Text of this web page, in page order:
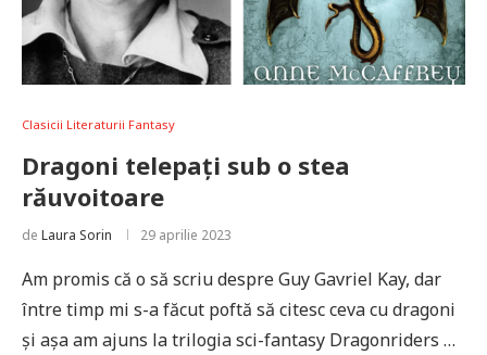
Clasicii Literaturii Fantasy
Dragoni telepați sub o stea
răuvoitoare
de Laura Sorin 29 aprilie 2023
Am promis că o să scriu despre Guy Gavriel Kay, dar
între timp mi s-a făcut poftă să citesc ceva cu dragoni
și așa am ajuns la trilogia sci-fantasy Dragonriders …